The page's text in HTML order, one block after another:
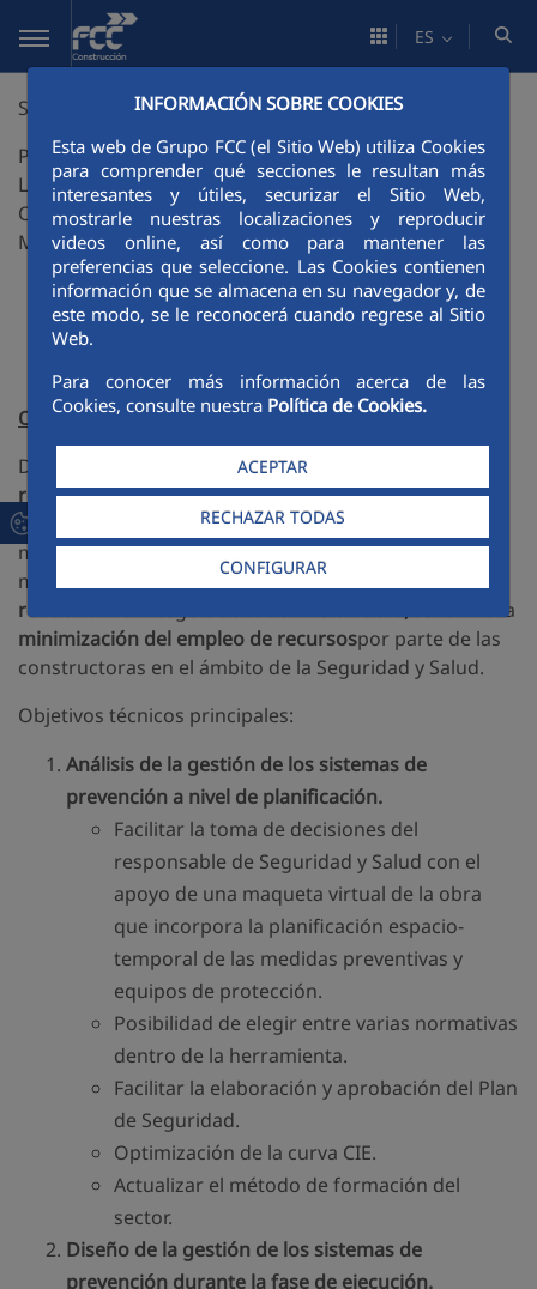
Saltar al contenido principal
INFORMACIÓN SOBRE COOKIES
Esta web de Grupo FCC (el Sitio Web) utiliza Cookies
para comprender qué secciones le resultan más
interesantes y útiles, securizar el Sitio Web,
mostrarle nuestras localizaciones y reproducir
videos online, así como para mantener las
preferencias que seleccione. Las Cookies contienen
información que se almacena en su navegador y, de
este modo, se le reconocerá cuando regrese al Sitio
Web.
Para conocer más información acerca de las
Cookies, consulte nuestra Política de Cookies.
ACEPTAR
RECHAZAR TODAS
CONFIGURAR
ES
SAFETY4D
PROCESO AVANZADO Y DE ALTO RENDIMIENTO PARA
LA PREVENCIÓN DE RIESGOS LABORALES EN LA
CONSTRUCCIÓN, CON IMPLEMENTACIÓN DE LA
METODOLOGÍA BIM
Objetivo
Desarrollo de un
novedoso proceso avanzado de alto
rendimiento para la prevención de riesgos laborales
en la construcción
mediante el empleo de la
metodología BIM. Se realizará el desarrollo de una
metodología y herramienta que persigue la
reducción
así como la
minimización del empleo de recursospor parte de las
constructoras en el ámbito de la Seguridad y Salud.
Objetivos técnicos principales:
Análisis de la gestión de los sistemas de
prevención a nivel de planificación.
Facilitar la toma de decisiones del
responsable de Seguridad y Salud con el
apoyo de una maqueta virtual de la obra
que incorpora la planificación espacio-
temporal de las medidas preventivas y
equipos de protección.
Posibilidad de elegir entre varias normativas
dentro de la herramienta.
Facilitar la elaboración y aprobación del Plan
de Seguridad.
Optimización de la curva CIE.
Actualizar el método de formación del
sector.
Diseño de la gestión de los sistemas de
prevención durante la fase de ejecución.